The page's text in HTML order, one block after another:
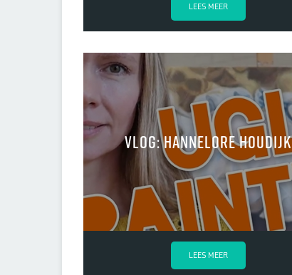
LEES MEER
VLOG: Hannelore Houdijk
LEES MEER